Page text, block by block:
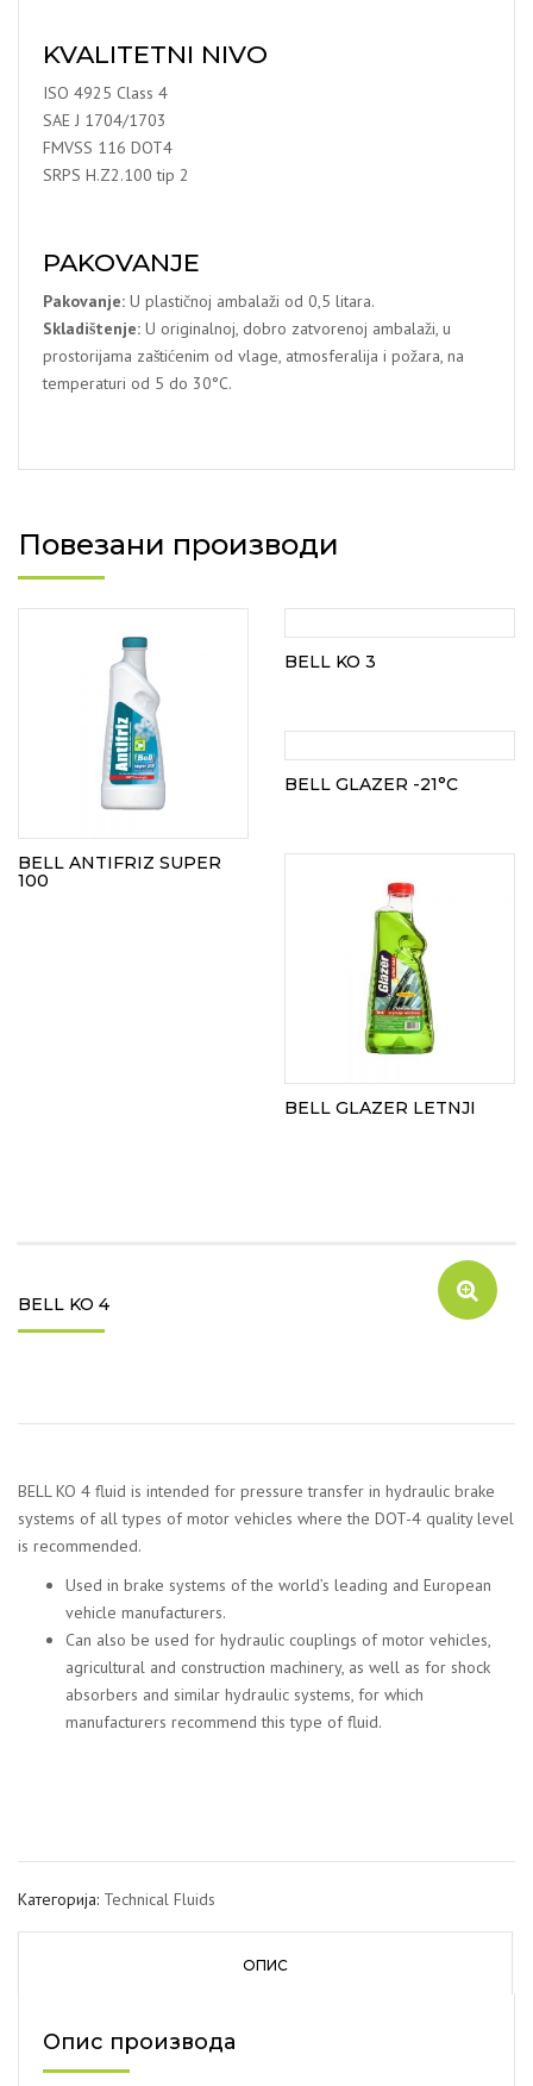
KVALITETNI NIVO
ISO 4925 Class 4
SAE J 1704/1703
FMVSS 116 DOT4
SRPS H.Z2.100 tip 2
PAKOVANJE
Pakovanje: U plastičnoj ambalaži od 0,5 litara.
Skladištenje: U originalnoj, dobro zatvorenoj ambalaži, u
prostorijama zaštićenim od vlage, atmosferalija i požara, na
temperaturi od 5 do 30°C.
Повезани производи
BELL ANTIFRIZ SUPER
100
BELL KO 3
BELL GLAZER -21°C
BELL GLAZER LETNJI
BELL KO 4
BELL KO 4 fluid is intended for pressure transfer in hydraulic brake
systems of all types of motor vehicles where the DOT-4 quality level
is recommended.
Used in brake systems of the world’s leading and European
vehicle manufacturers.
Can also be used for hydraulic couplings of motor vehicles,
agricultural and construction machinery, as well as for shock
absorbers and similar hydraulic systems, for which
manufacturers recommend this type of fluid.
Категорија: Technical Fluids
ОПИС
Опис производа